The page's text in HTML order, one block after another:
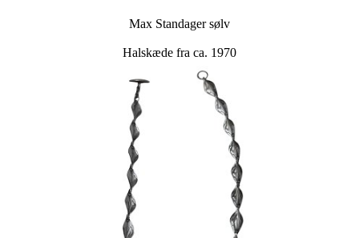
Max Standager sølv
Halskæde fra ca. 1970